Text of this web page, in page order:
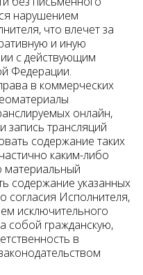
нарушением
что влечет за
и иную
с действующим
Федерации.
в коммерческих
онлайн,
запись трансляций
содержание таких
каким-либо
материальный
содержание указанных
согласия Исполнителя,
исключительного
собой гражданскую,
в